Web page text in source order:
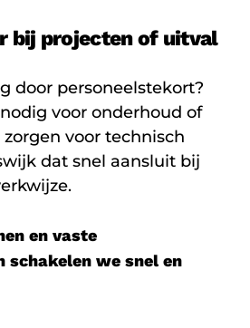
bij projecten of uitval
door personeelstekort?
voor onderhoud of
voor technisch
dat snel aansluit bij
en vaste
schakelen we snel en